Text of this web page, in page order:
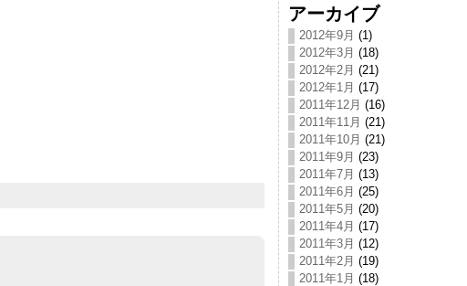
アーカイブ
2012年9月 (1)
2012年3月 (18)
2012年2月 (21)
2012年1月 (17)
2011年12月 (16)
2011年11月 (21)
2011年10月 (21)
2011年9月 (23)
2011年7月 (13)
2011年6月 (25)
2011年5月 (20)
2011年4月 (17)
2011年3月 (12)
2011年2月 (19)
2011年1月 (18)